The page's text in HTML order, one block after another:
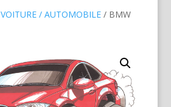
VOITURE / AUTOMOBILE/ BMW